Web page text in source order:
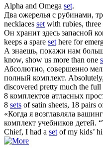
Alpha and Omega set.
Два ожерелья с рубинами,
necklaces setwith rubies, three
Он хранит здесь запасной
keeps a spare sethere for
А знаешь, покажи нам
know, show us more than one
Абсолютно, совершенно
полный комплект.
discovered pretty much the full
8 комплектов атласных
8 sets of satin sheets, 18 pairs
«Когда я возглавляла
комплект учебников детей.
Chief, I had a setof my kids’